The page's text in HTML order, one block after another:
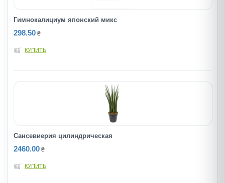
Гимнокалициум японский микс
298.50 ₴
КУПИТЬ
Сансевиерия цилиндрическая
2460.00 ₴
КУПИТЬ